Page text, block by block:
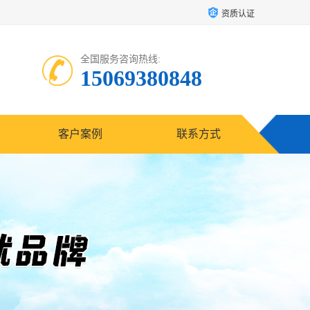
资质认证
全国服务咨询热线:
15069380848
客户案例 联系方式